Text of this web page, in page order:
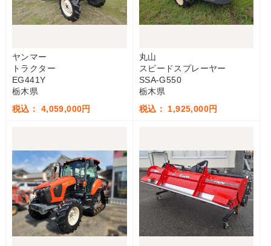
ヤンマー
トラクター
EG441Y
栃木県
税込： 4,059,000円
丸山
スピードスプレーヤー
SSA-G550
栃木県
税込： 1,925,000円